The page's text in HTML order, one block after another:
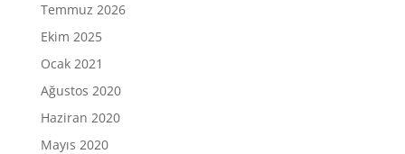
Temmuz 2026
Ekim 2025
Ocak 2021
Ağustos 2020
Haziran 2020
Mayıs 2020